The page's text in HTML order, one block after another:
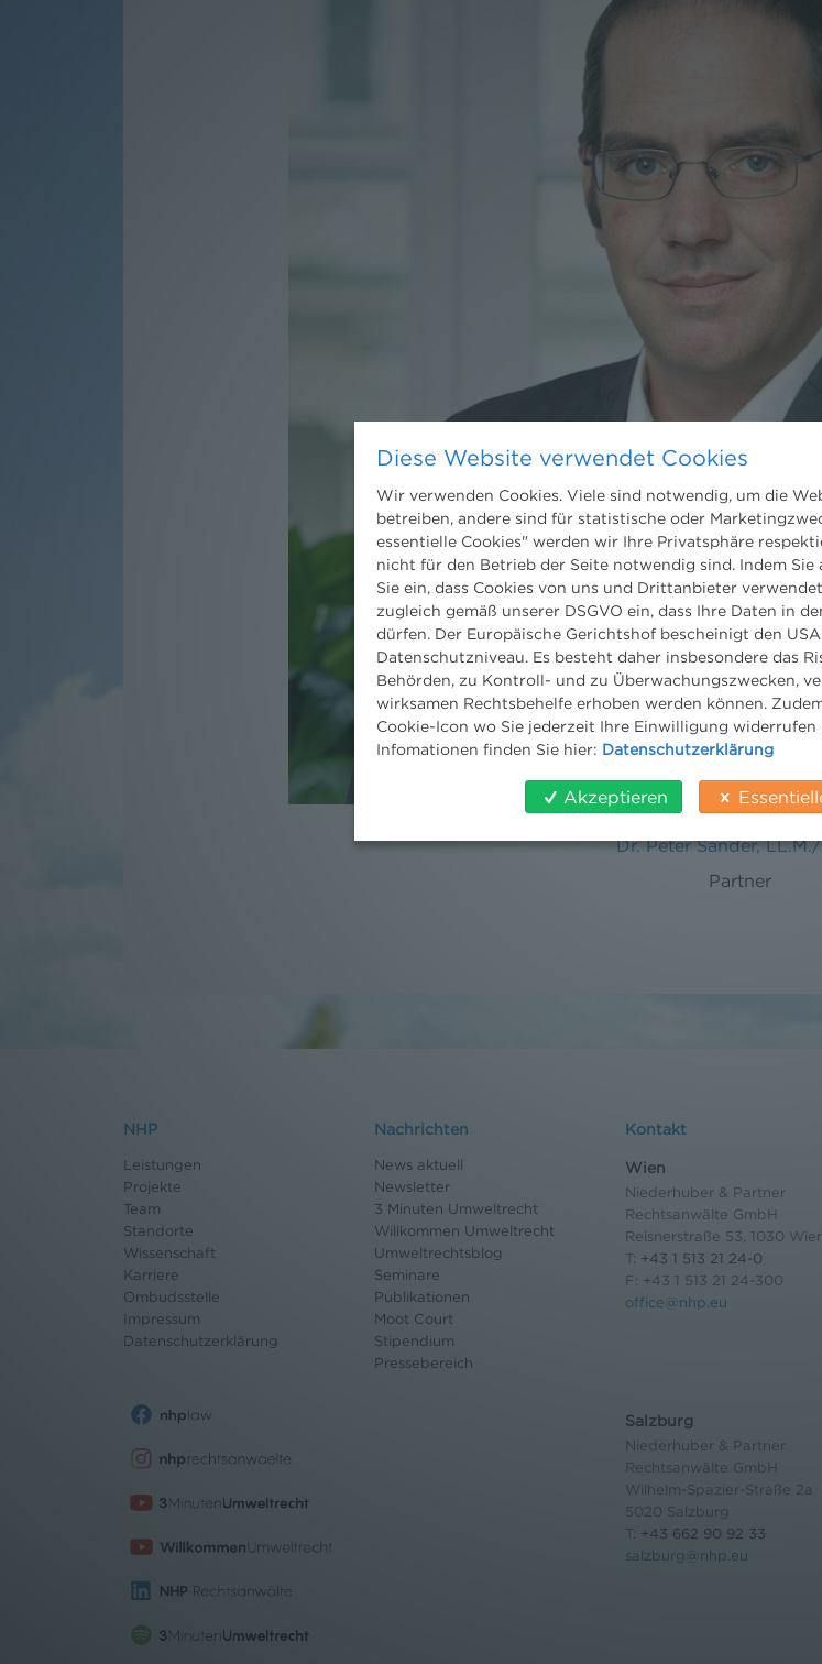
Dr. Peter Sander,
Partner
NHP
Leistungen
Projekte
Team
Standorte
Wissenschaft
Karriere
Ombudsstelle
Impressum
Datenschutzerklärung
Nachrichten
News aktuell
Newsletter
3 Minuten Umweltrecht
Willkommen Umweltrecht
Umweltrechtsblog
Seminare
Publikationen
Moot Court
Stipendium
Pressebereich
Kontakt
Wien
Niederhuber & Partner
Rechtsanwälte GmbH
Reisnerstraße 53, 1030
T: +43 1 513 21 24-0
F: +43 1 513 21 24-300
office@nhp.eu
Salzburg
Niederhuber & Partner
Rechtsanwälte GmbH
Wilhelm-Spazier-Straße 2a
5020 Salzburg
T: +43 662 90 92 33
salzburg@nhp.eu
Diese Website verwendet Cookies
Wir verwenden Cookies. Viele sind notwendig, um die
betreiben, andere sind für statistische oder
essentielle Cookies" werden wir Ihre Privatsphäre
nicht für den Betrieb der Seite notwendig sind. Indem
Sie ein, dass Cookies von uns und Drittanbieter
zugleich gemäß unserer DSGVO ein, dass Ihre Daten in
dürfen. Der Europäische Gerichtshof bescheinigt den USA
Datenschutzniveau. Es besteht daher insbesondere das
Behörden, zu Kontroll- und zu Überwachungszwecken,
wirksamen Rechtsbehelfe erhoben werden können.
Cookie-Icon wo Sie jederzeit Ihre Einwilligung
Infomationen finden Sie hier: Datenschutzerklärung
Akzeptieren